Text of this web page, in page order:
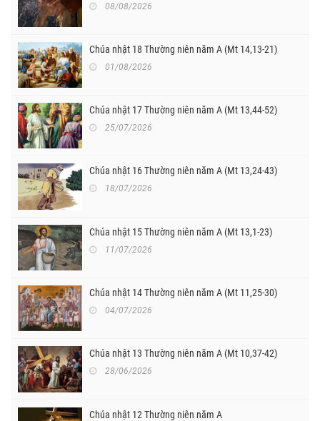
08/08/2026
Chúa nhật 18 Thường niên năm A (Mt 14,13-21)
01/08/2026
Chúa nhật 17 Thường niên năm A (Mt 13,44-52)
25/07/2026
Chúa nhật 16 Thường niên năm A (Mt 13,24-43)
18/07/2026
Chúa nhật 15 Thường niên năm A (Mt 13,1-23)
11/07/2026
Chúa nhật 14 Thường niên năm A (Mt 11,25-30)
04/07/2026
Chúa nhật 13 Thường niên năm A (Mt 10,37-42)
28/06/2026
Chúa nhật 12 Thường niên năm A